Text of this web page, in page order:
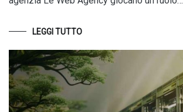
LEGGI TUTTO